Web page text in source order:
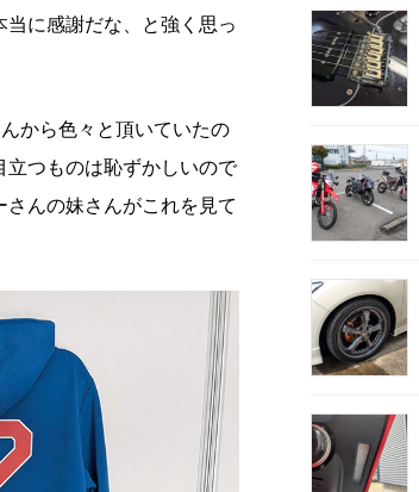
に感謝だな、と強く思っ
から色々と頂いていたの
つものは恥ずかしいので
んの妹さんがこれを見て